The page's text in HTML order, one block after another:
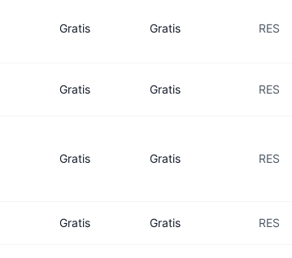
Gratis Gratis RES
Gratis Gratis RES
Gratis Gratis RES
Gratis Gratis RES